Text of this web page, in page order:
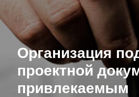
Организация
проектной
привлекаемым